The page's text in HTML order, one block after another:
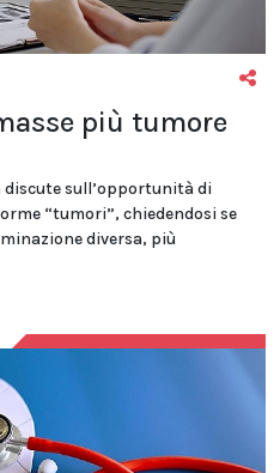
più tumore
sull’opportunità di
“tumori”, chiedendosi se
diversa, più